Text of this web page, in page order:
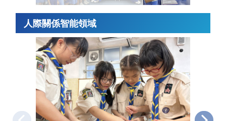
人際關係智能領域